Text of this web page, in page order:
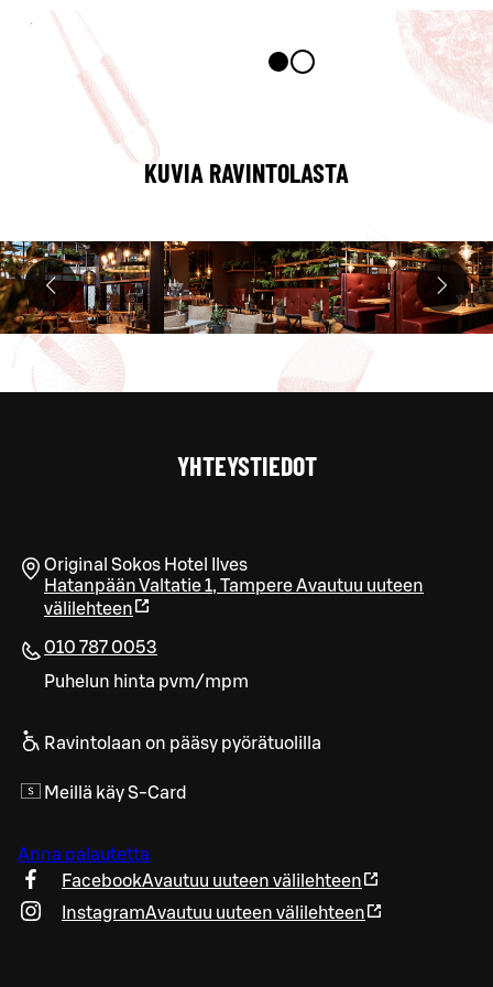
KUVIA RAVINTOLASTA
YHTEYSTIEDOT
Original Sokos Hotel Ilves
Hatanpään Valtatie 1, TampereAvautuu uuteen
välilehteen
010 787 0053
Puhelun hinta pvm/mpm
Ravintolaan on pääsy pyörätuolilla
Meillä käy S-Card
Anna palautetta
FacebookAvautuu uuteen välilehteen
InstagramAvautuu uuteen välilehteen